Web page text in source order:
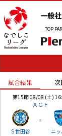
一般
TOP
試合結果 次
第15節 08/08 (土)
ＡＧＦ
Ｓ世田谷
-
ニ